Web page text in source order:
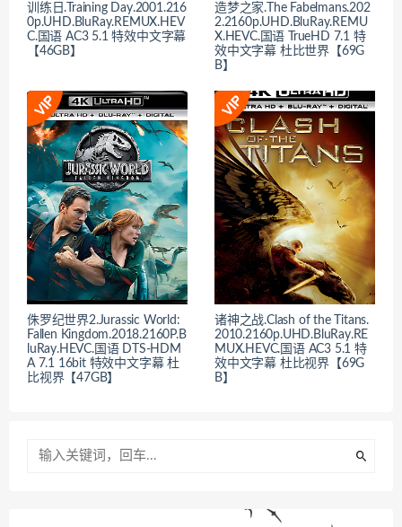
训练日.Training Day.2001.216
0p.UHD.BluRay.REMUX.HEV
C.国语 AC3 5.1 特效中文字幕
【46GB】
造梦之家.The Fabelmans.202
2.2160p.UHD.BluRay.REMU
X.HEVC.国语 TrueHD 7.1 特
效中文字幕 杜比世界【69G
B】
侏罗纪世界2.Jurassic World:
Fallen Kingdom.2018.2160P.B
luRay.HEVC.国语 DTS-HDM
A 7.1 16bit 特效中文字幕 杜
比视界【47GB】
诸神之战.Clash of the Titans.
2010.2160p.UHD.BluRay.RE
MUX.HEVC.国语 AC3 5.1 特
效中文字幕 杜比视界【69G
B】